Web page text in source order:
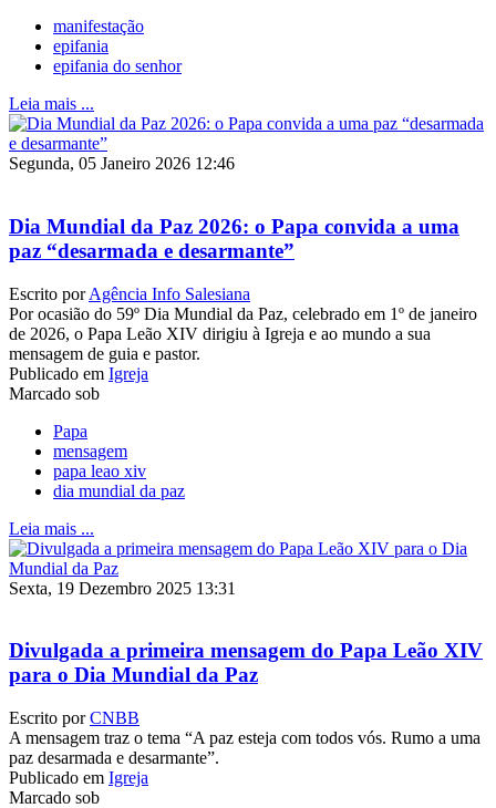
manifestação
epifania
epifania do senhor
Leia mais ...
Segunda, 05 Janeiro 2026 12:46
Dia Mundial da Paz 2026: o Papa convida a uma
paz “desarmada e desarmante”
Escrito porAgência Info Salesiana
Por ocasião do 59º Dia Mundial da Paz, celebrado em 1º de janeiro
de 2026, o Papa Leão XIV dirigiu à Igreja e ao mundo a sua
mensagem de guia e pastor.
Publicado em Igreja
Marcado sob
Papa
mensagem
papa leao xiv
dia mundial da paz
Leia mais ...
Sexta, 19 Dezembro 2025 13:31
Divulgada a primeira mensagem do Papa Leão XIV
para o Dia Mundial da Paz
Escrito porCNBB
A mensagem traz o tema “A paz esteja com todos vós. Rumo a uma
paz desarmada e desarmante”.
Publicado em Igreja
Marcado sob